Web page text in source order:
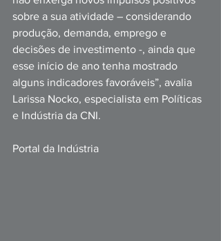
sobre a sua atividade – considerando
produção, demanda, emprego e
decisões de investimento -, ainda que
esse início de ano tenha mostrado
alguns indicadores favoráveis”, avalia
Larissa Nocko, especialista em Políticas
e Indústria da CNI.
Portal da Indústria